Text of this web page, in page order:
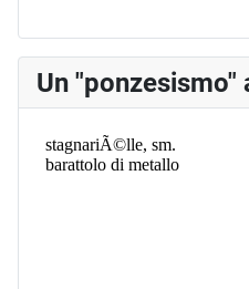
Un "ponzesismo"